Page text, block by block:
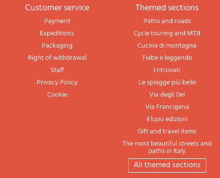
Customer service
Payment
Expeditions
Packaging
Right of withdrawal
Staff
Privacy Policy
Cookie
themed sections
Paths and roads
Cycle touring and MTB
Cucina di montagna
Fiabe e leggende
I ritrovati
Le spiagge più belle
Via degli Dei
Via Francigena
Il lupo edizioni
Gift and travel items
The most beautiful streets and
paths in Italy
All themed sections